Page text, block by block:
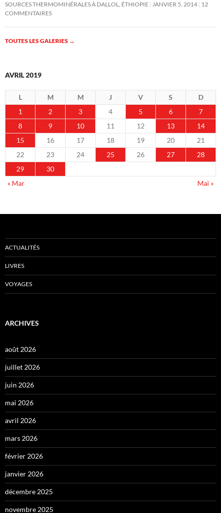
SOURCES THERMOMINÉRALES À DALLOL, ÉTHIOPIE JANVIER 5, 2014 12
COMMENTAIRES
TOUTES LES GALERIES →
AVRIL 2019
L M M J V S
D
1
2 3 4 5 6
7
8
9 10 11 12 13
14
15
16 17 18 19 20
21
22
23 24 25 26 27
28
29
30
« Mar
Mai »
ACTUALITÉS
LIVRES
VOYAGES
ARCHIVES
août 2026
juillet 2026
juin 2026
mai 2026
avril 2026
mars 2026
février 2026
janvier 2026
décembre 2025
novembre 2025